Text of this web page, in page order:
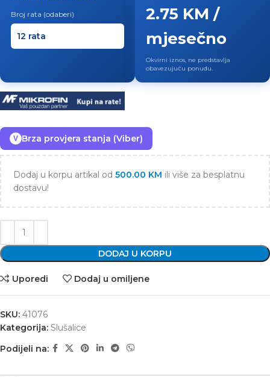
Broj rata (odaberi)
2.75 KM /
mjesečno
Okvirni iznos, ne predstavlja
obavezujuću ponudu.
V Brza provjera stanja (Viber)
Dodaj u korpu artikal od 500.00 KM ili više za besplatnu
dostavu!
DODAJ U KORPU
Uporedi Dodaj u omiljene
SKU: 41076
Kategorija: Slušalice
Podijeli na: